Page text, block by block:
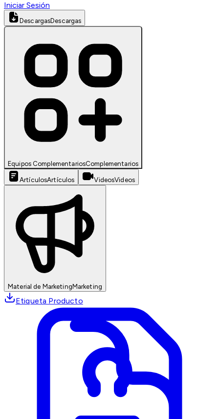
Iniciar Sesión
DescargasDescargas
Equipos ComplementariosComplementarios
ArtículosArtículos VideosVideos
Material de MarketingMarketing
Etiqueta Producto